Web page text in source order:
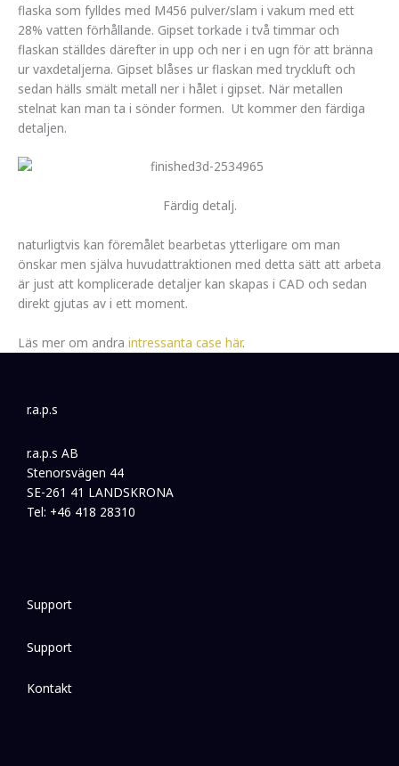
flaska som fylldes med M456 pulver/slam i vakum med ett
28% vatten förhållande. Gipset torkade i två timmar och
flaskan ställdes därefter in upp och ner i en ugn för att bränna
ur vaxdetaljerna. Gipset blåses ur flaskan med tryckluft och
sedan hälls smält metall ner i hålet i gipset. När metallen
stelnat kan man ta i sönder formen. Ut kommer den färdiga
detaljen.
Färdig detalj.
naturligtvis kan föremålet bearbetas ytterligare om man
önskar men själva huvudattraktionen med detta sätt att arbeta
är just att komplicerade detaljer kan skapas i CAD och sedan
direkt gjutas av i ett moment.
Läs mer om andra intressanta case här.
r.a.p.s
r.a.p.s AB
Stenorsvägen 44
SE-261 41 LANDSKRONA
Tel: +46 418 28310
Support
Support
Kontakt